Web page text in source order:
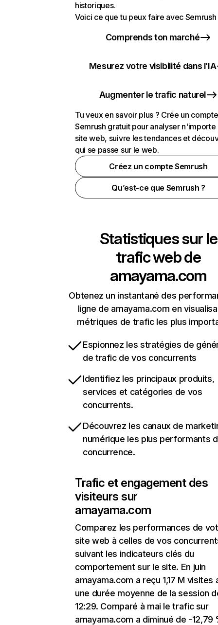
historiques.
Voici ce que tu peux faire avec Semrush
Comprends ton marché
Mesurez votre visibilité dans l’IA
Augmenter le trafic naturel
Tu veux en savoir plus ? Crée un compte
Semrush gratuit pour analyser n'importe
site web, suivre les tendances et
qui se passe sur le web.
Créez un compte Semrush
Qu’est-ce que Semrush ?
Statistiques sur le
trafic web de
amayama.com
Obtenez un instantané des
ligne de amayama.com en
métriques de trafic les plus
Espionnez les stratégies de
de trafic de vos concurrents
Identifiez les principaux produits,
services et catégories de vos
concurrents.
Découvrez les canaux de
numérique les plus performants
concurrence.
Trafic et engagement des
visiteurs sur
amayama.com
Comparez les performances de
site web à celles de vos
suivant les indicateurs clés du
comportement sur le site. En juin
amayama.com a reçu 1,17 M visites
une durée moyenne de la session
12:29. Comparé à mai le trafic sur
amayama.com a diminué de -12,79